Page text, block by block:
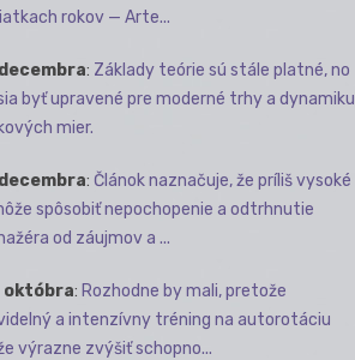
rokov — Arte...
: Základy teórie sú stále platné, no
byť upravené pre moderné trhy a dynamiku
mier.
: Článok naznačuje, že príliš vysoké
spôsobiť nepochopenie a odtrhnutie
od záujmov a ...
októbra: Rozhodne by mali, pretože
a intenzívny tréning na autorotáciu
výrazne zvýšiť schopno...